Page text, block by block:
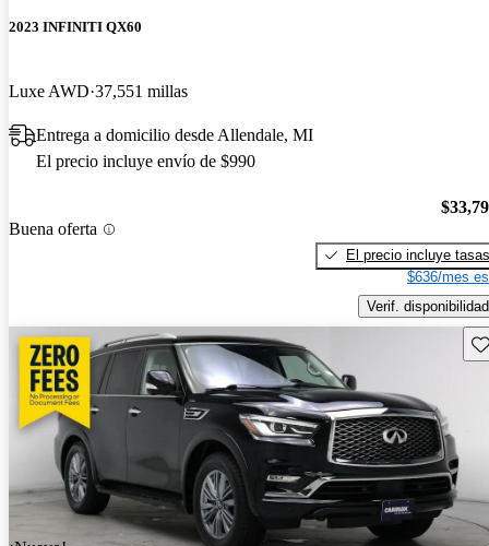
2023 INFINITI QX60
Luxe AWD 37,551 millas
Entrega a domicilio desde Allendale, MI
El precio incluye envío de $990
Buena oferta
El precio incluye tasas
$636/mes
Verif. disponibilidad